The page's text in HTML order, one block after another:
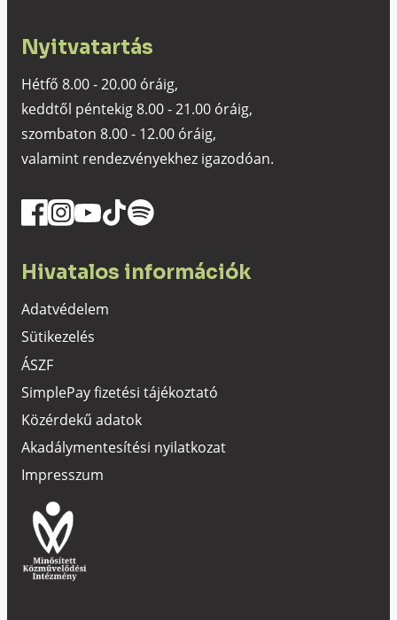
Nyitvatartás
Hétfő 8.00 - 20.00 óráig,
keddtől péntekig 8.00 - 21.00 óráig,
szombaton 8.00 - 12.00 óráig,
valamint rendezvényekhez igazodóan.
Hivatalos információk
Adatvédelem
Sütikezelés
ÁSZF
SimplePay fizetési tájékoztató
Közérdekű adatok
Akadálymentesítési nyilatkozat
Impresszum